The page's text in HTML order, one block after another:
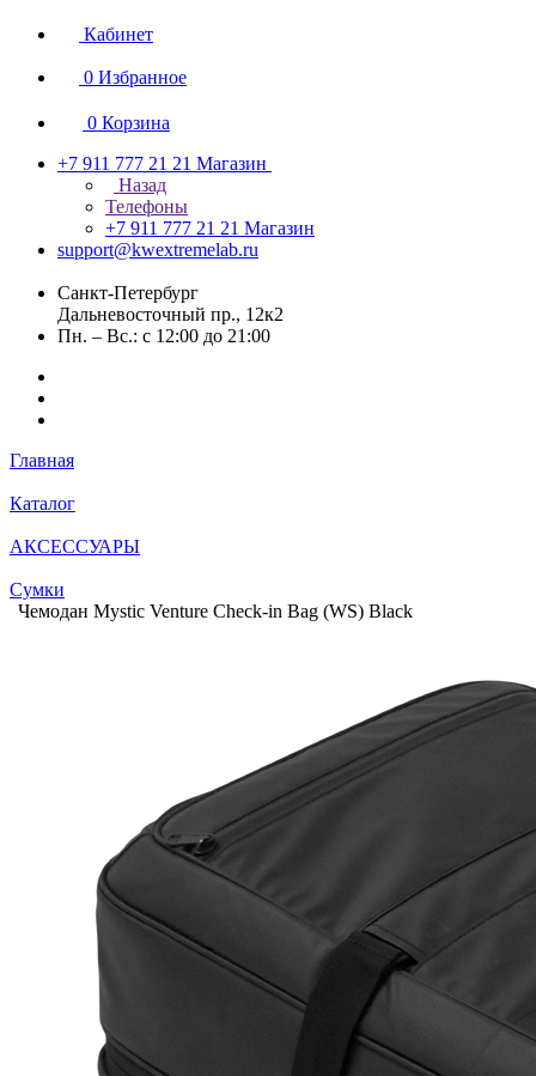
Кабинет
0 Избранное
0 Корзина
+7 911 777 21 21 Магазин
Назад
Телефоны
+7 911 777 21 21 Магазин
support@kwextremelab.ru
Санкт-Петербург
Дальневосточный пр., 12к2
Пн. – Вс.: с 12:00 до 21:00
Главная
Каталог
АКСЕССУАРЫ
Сумки
Чемодан Mystic Venture Check-in Bag (WS) Black